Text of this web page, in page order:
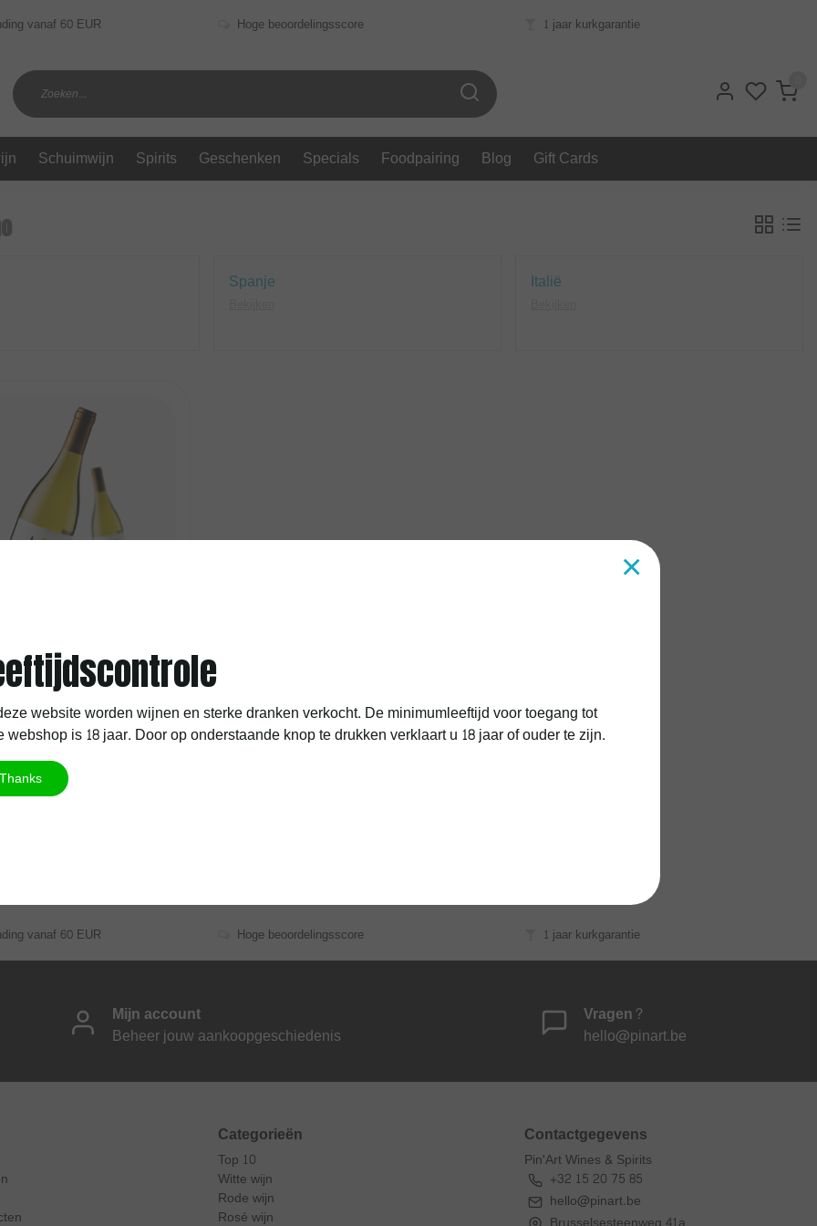
vanaf 60 EUR Hoge beoordelingsscore 1 jaar kurkgarantie
Schuimwijn Spirits Geschenken Specials Foodpairing Blog Gift Cards
Spanje Italië
234
gelegen in Salas Balas,
Spanje, bestaat sinds 1991 en
meest prestigieuze wij...
vanaf 60 EUR Hoge beoordelingsscore 1 jaar kurkgarantie
Mijn account
Beheer jouw aankoopgeschiedenis
Vragen?
hello@pinart.be
Categorieën
Top 10
Witte wijn
Rode wijn
Rosé wijn
Contactgegevens
Pin'Art Wines & Spirits
+32 15 20 75 85
hello@pinart.be
×
website worden wijnen en sterke dranken verkocht. De minimumleeftijd voor toegang tot
webshop is 18 jaar. Door op onderstaande knop te drukken verklaart u 18 jaar of ouder te zijn.
Thanks